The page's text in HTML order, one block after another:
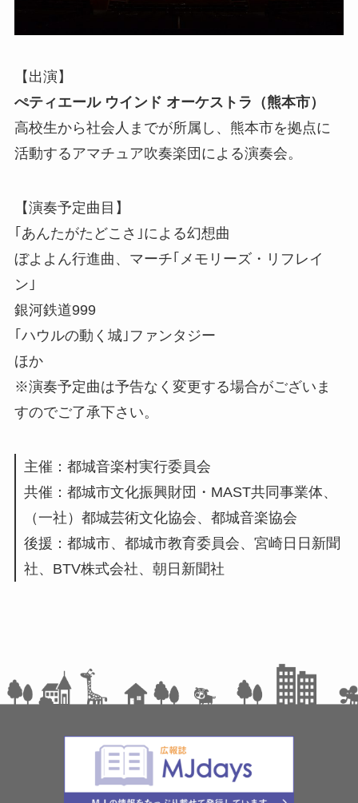
【出演】
ぺティエール ウインド オーケストラ（熊本市）
高校生から社会人までが所属し、熊本市を拠点に
活動するアマチュア吹奏楽団による演奏会。
【演奏予定曲目】
｢あんたがたどこさ｣による幻想曲
ぼよよん行進曲、マーチ｢メモリーズ・リフレイ
ン｣
銀河鉄道999
｢ハウルの動く城｣ファンタジー
ほか
※演奏予定曲は予告なく変更する場合がございま
すのでご了承下さい。
主催：都城音楽村実行委員会
共催：都城市文化振興財団・MAST共同事業体、
（一社）都城芸術文化協会、都城音楽協会
後援：都城市、都城市教育委員会、宮崎日日新聞
社、BTV株式会社、朝日新聞社